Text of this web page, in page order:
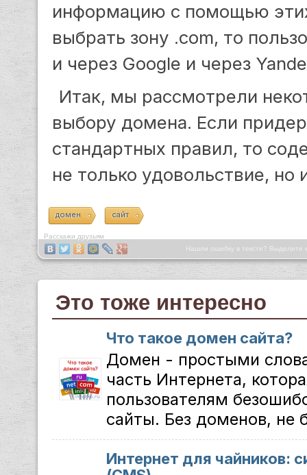
информацию с помощью
выбрать зону .com, то
и через Google и через
Итак, мы рассмотрели
выбору домена. Если
стандартных правил, то
не только удовольствие, но
домен сайт
Расскажи друзьям
Нашли ошибку в тексте?
Это тоже интересно
Что такое домен сайта?
Домен - простыми
часть Интернета,
пользователям
сайты. Без доменов, не
Интернет для чайников: